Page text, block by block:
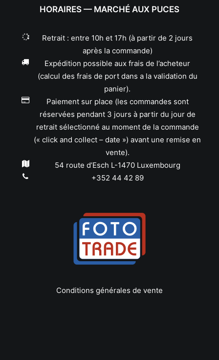
HORAIRES — MARCHÉ AUX PUCES
Retrait : entre 10h et 17h (à partir de 2 jours
après la commande)
Expédition possible aux frais de l’acheteur
(calcul des frais de port dans a la validation du
panier).
Paiement sur place (les commandes sont
réservées pendant 3 jours à partir du jour de
retrait sélectionné au moment de la commande
(« click and collect – date ») avant une remise en
vente).
54 route d’Esch L-1470 Luxembourg
+352 44 42 89
Conditions générales de vente